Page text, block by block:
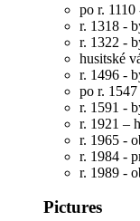
po r.
r. 1318 -
r. 1322 -
husitské
r. 1496 -
po r.
r. 1591 -
r. 1921 –
r. 1965 -
r. 1984 -
r. 1989 -
Pictures